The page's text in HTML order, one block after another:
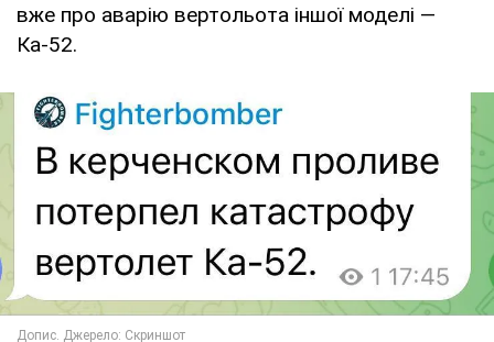
вже про аварію вертольота іншої моделі —
Ка-52.